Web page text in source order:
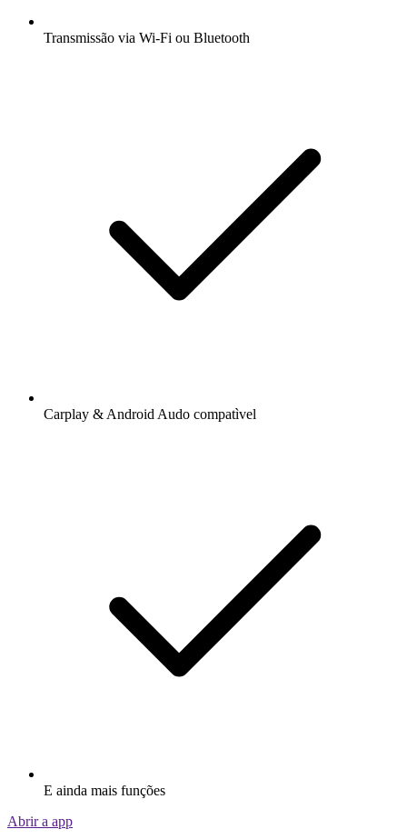
Transmissão via Wi-Fi ou Bluetooth
Carplay & Android Audo compatìvel
E ainda mais funções
Abrir a app